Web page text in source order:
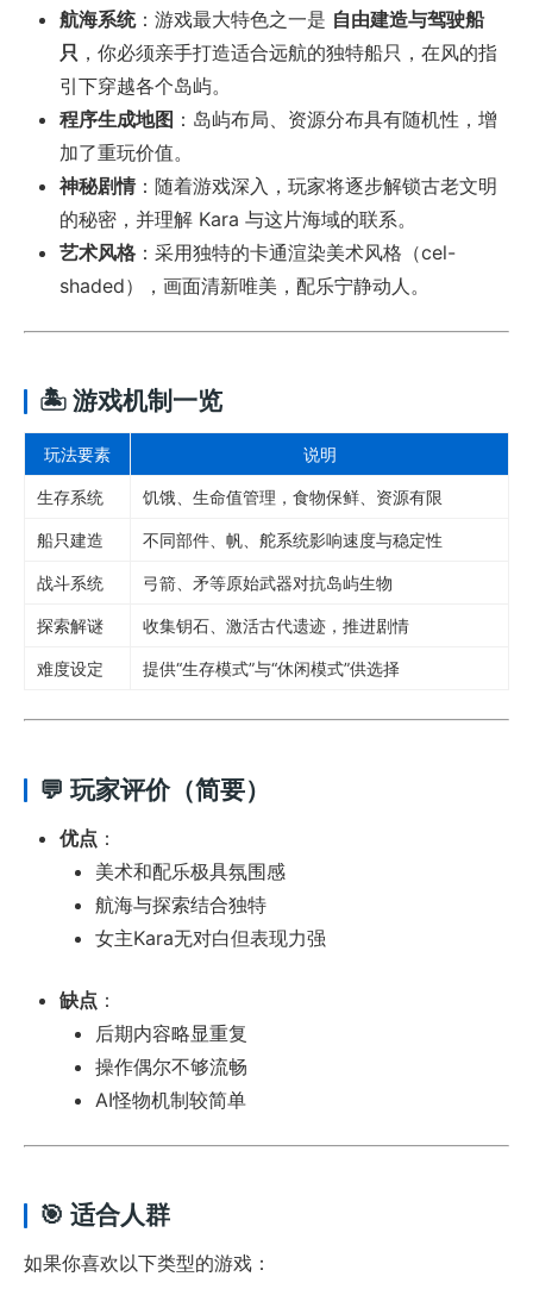
航海系统：游戏最大特色之一是 自由建造与驾驶船
只 ，你必须亲手打造适合远航的独特船只，在风的指
引下穿越各个岛屿。
程序生成地图 ：岛屿布局、资源分布具有随机性，增
加了重玩价值。
神秘剧情：随着游戏深入，玩家将逐步解锁古老文明
的秘密，并理解 Kara 与这片海域的联系。
艺术风格 ：采用独特的卡通渲染美术风格（cel-
shaded），画面清新唯美，配乐宁静动人。
🏝️ 游戏机制一览
玩法要素 说明
生存系统 饥饿、生命值管理，食物保鲜、资源有限
船只建造 不同部件、帆、舵系统影响速度与稳定性
战斗系统 弓箭、矛等原始武器对抗岛屿生物
探索解谜 收集钥石、激活古代遗迹，推进剧情
难度设定 提供“生存模式”与“休闲模式”供选择
💬 玩家评价（简要）
优点 ：
美术和配乐极具氛围感
航海与探索结合独特
女主Kara无对白但表现力强
缺点 ：
后期内容略显重复
操作偶尔不够流畅
AI怪物机制较简单
🎯 适合人群
如果你喜欢以下类型的游戏：